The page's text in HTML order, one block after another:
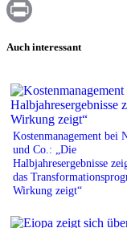
WhatsApp
Auch interessant
Kostenmanagement bei
und Co.: „Die
Halbjahresergebnisse
das
Wirkung zeigt“